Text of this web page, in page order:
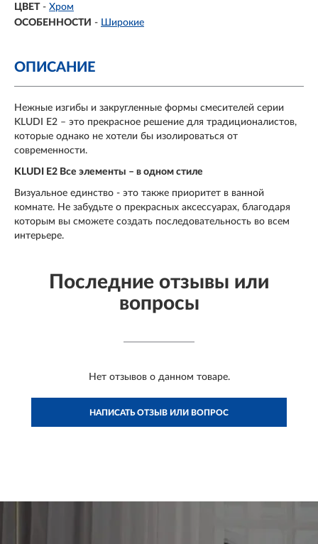
ЦВЕТ - Хром
ОСОБЕННОСТИ - Широкие
ОПИСАНИЕ
Нежные изгибы и закругленные формы смесителей серии
KLUDI E2 – это прекрасное решение для традиционалистов,
которые однако не хотели бы изолироваться от
современности.
KLUDI E2 Все элементы – в одном стиле
Визуальное единство - это также приоритет в ванной
комнате. Не забудьте о прекрасных аксессуарах, благодаря
которым вы сможете создать последовательность во всем
интерьере.
Последние отзывы или
вопросы
Нет отзывов о данном товаре.
НАПИСАТЬ ОТЗЫВ ИЛИ ВОПРОС